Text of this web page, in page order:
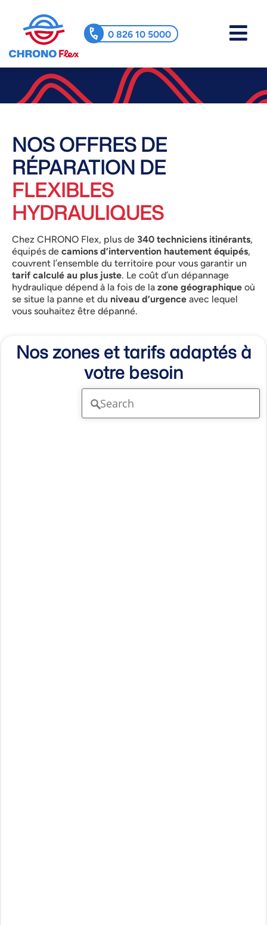
0 826 10 5000
NOS OFFRES DE
RÉPARATION DE
FLEXIBLES
HYDRAULIQUES
Chez CHRONO Flex, plus de 340 techniciens itinérants,
équipés de camions d’intervention hautement équipés,
couvrent l’ensemble du territoire pour vous garantir un
tarif calculé au plus juste. Le coût d’un dépannage
hydraulique dépend à la fois de la zone géographique où
se situe la panne et du niveau d’urgence avec lequel
vous souhaitez être dépanné.
Nos zones et tarifs adaptés à
votre besoin